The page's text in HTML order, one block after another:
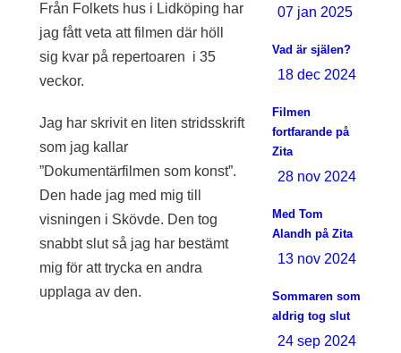
Från Folkets hus i Lidköping har
jag fått veta att filmen där höll
sig kvar på repertoaren i 35
veckor.
Jag har skrivit en liten stridsskrift
som jag kallar
”Dokumentärfilmen som konst”.
Den hade jag med mig till
visningen i Skövde. Den tog
snabbt slut så jag har bestämt
mig för att trycka en andra
upplaga av den.
07 jan 2025
Vad är själen?
18 dec 2024
Filmen
fortfarande på
Zita
28 nov 2024
Med Tom
Alandh på Zita
13 nov 2024
Sommaren som
aldrig tog slut
24 sep 2024